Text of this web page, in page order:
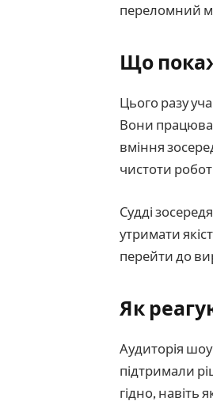
переломний
Що
Цього разу
Вони
вміння
чистоти
Судді
утримати
перейти до
Як
Аудиторія
підтримали
гідно, навіть